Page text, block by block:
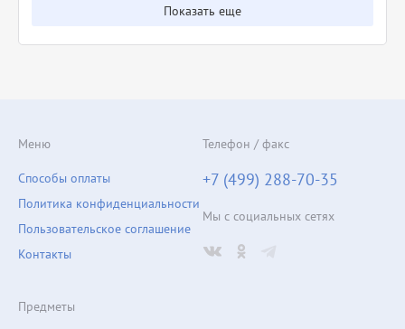
Показать еще
Предметы
Меню
Способы оплаты
Политика конфиденциальности
Пользовательское соглашение
Контакты
Телефон / факс
+7 (499) 288-70-35
Мы с социальных сетях